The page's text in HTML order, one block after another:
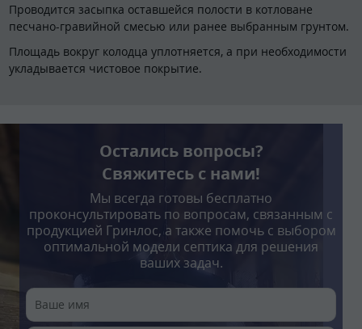
Проводится засыпка оставшейся полости в котловане
песчано-гравийной смесью или ранее выбранным грунтом.
Площадь вокруг колодца уплотняется, а при необходимости
укладывается чистовое покрытие.
Остались вопросы?
Свяжитесь с нами!
Мы всегда готовы бесплатно
проконсультировать по вопросам, связанным с
продукцией Гринлос, а также помочь с выбором
оптимальной модели септика для решения
ваших задач.